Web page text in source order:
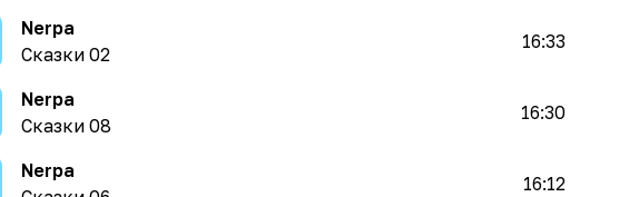
Nerpa
Сказки 02
16:33
Nerpa
Сказки 08
16:30
Nerpa
16:12